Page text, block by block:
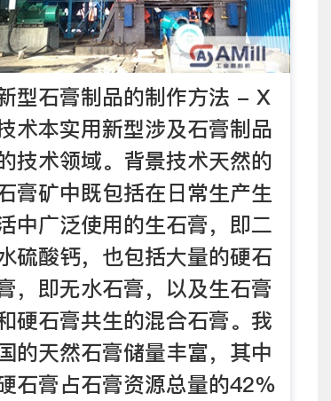
型石膏制品的制作方法 - X
术本实用新型涉及石膏制品
技术领域。背景技术天然的
膏矿中既包括在日常生产生
中广泛使用的生石膏，即二
硫酸钙，也包括大量的硬石
，即无水石膏，以及生石膏
硬石膏共生的混合石膏。我
的天然石膏储量丰富，其中
石膏占石膏资源总量的42％